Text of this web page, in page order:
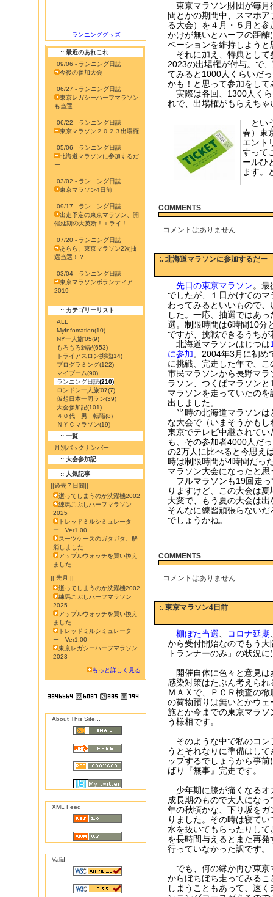
ランニンググッズ
:: 最近のあれこれ
09/06 - ランニング日誌
今後の参加大会
06/27 - ランニング日誌
東京レガシーハーフマラソン
も当選
06/22 - ランニング日誌
東京マラソン２０２３出場権
05/06 - ランニング日誌
北海道マラソンに参加するだ
ー
03/02 - ランニング日誌
東京マラソン4日前
09/17 - ランニング日誌
出走予定の東京マラソン、開
催延期の大英断！エライ！
07/20 - ランニング日誌
あらら、東京マラソン2次抽
選当選！？
03/04 - ランニング日誌
東京マラソンボランティア
2019
:: カテゴリーリスト
ALL
MyInfomation(10)
NY一人旅'05(9)
もろもろ雑記(653)
トライアスロン挑戦(14)
プログラミング(122)
マイブーム(90)
ランニング日誌(210)
ロンドン一人旅'07(7)
仮想日本一周ラン(39)
大会参加記(101)
４０代 男 転職(8)
ＮＹＣマラソン(19)
:: 一覧
月別バックナンバー
:: 大会参加記
:: 人気記事
||過去７日間||
逝ってしまうのか洗濯機2002
練馬こぶしハーフマラソン
2025
トレッドミルシミュレータ
ー Ver1.00
スーツケースのガタガタ、解
消しました
アップルウォッチを買い換え
ました
|| 先月 ||
逝ってしまうのか洗濯機2002
練馬こぶしハーフマラソン
2025
アップルウォッチを買い換え
ました
トレッドミルシミュレータ
ー Ver1.00
東京レガシーハーフマラソン
2023
もっと詳しく見る
About This Site...
XML Feed
Valid
東京マラソン財団が毎月
間とかの期間中、スマホ
る大会）を４月・５月と
かけが無いとハーフの距
ベーションを維持しようと
それに加え、特典として
2023の出場権が付与。で
てみると1000人くらいだ
かも！と思って参加をして
実際は各回、1300人く
れで、出場権がもらえちゃ
とい
春）東
エント
すって
ールひ
ます。
COMMENTS
コメントはありません
:. 北海道マラソンに参加するだー
先日の東京マラソン。最
でしたが、１日かけての
わってみるといいもので
した。一応、抽選ではあ
選。制限時間は6時間10分
ですが、挑戦できるうち
北海道マラソンはじつは
に参加。2004年3月に初め
に挑戦、完走した年で、
市民マラソンから長野マラ
ラソン、つくばマラソン
マラソンを走っていたの
出しました。
当時の北海道マラソンは
な大会で（いまそうかも
東京でテレビ中継されてい
も、その参加者4000人だ
の2万人に比べると今思え
時は制限時間が4時間だっ
マラソン大会になったと思
フルマラソンも19回走っ
りますけど、この大会は
大変で、もう夏の大会は
そんなに練習頑張らない
でしょうかね。
COMMENTS
コメントはありません
:. 東京マラソン4日前
棚ぼた当選 コロナ延期
から受付開始なのでもう
トランナーのみ」の状況
開催自体に色々と意見は
感染対策はたぶん考えられ
ＭＡＸで、ＰＣＲ検査の
の荷物預りは無いとかウェ
施とか今までの東京マラソ
う様相です。
そのような中で私のコン
うとそれなりに準備はし
ップするでしょうから事
ばり『無事』完走です。
少年期に膝が痛くなるオ
成長期のもので大人にな
年の秋頃かな、下り坂を
りました。その時は寝て
水を抜いてもらったりし
を長時間与えるとまた再
行っていなかった訳です。
でも、何の縁か再び東京
からぼちぼち走ってみる
しまうこともあって、速